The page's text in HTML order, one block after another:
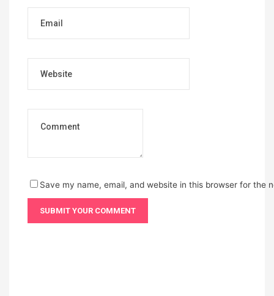
Save my name, email, and website in this browser for the